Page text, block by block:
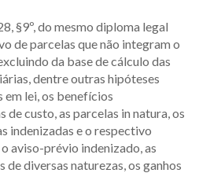
§9º, do mesmo diploma legal
de parcelas que não integram o
da base de cálculo das
dentre outras hipóteses
lei, os benefícios
de custo, as parcelas in natura, os
indenizadas e o respectivo
aviso-prévio indenizado, as
diversas naturezas, os ganhos